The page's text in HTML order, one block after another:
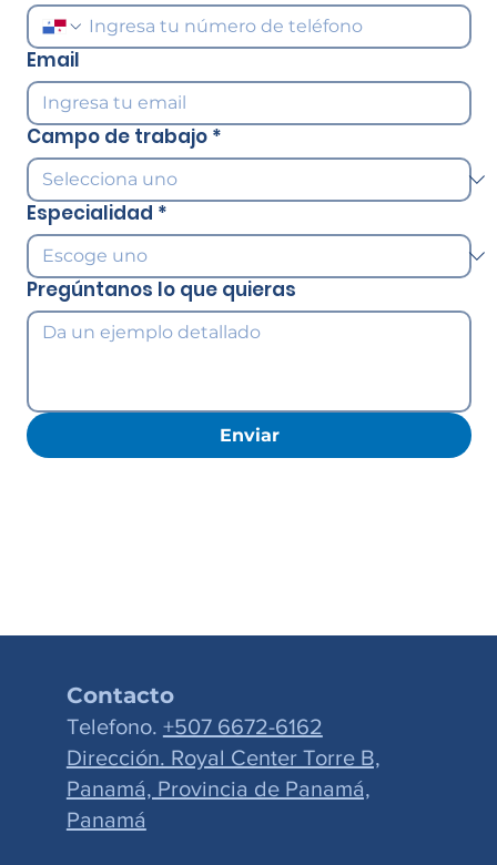
Email
Campo de trabajo *
Especialidad *
Pregúntanos lo que quieras
Enviar
Contacto
Telefono. +507 6672-6162
Dirección. Royal Center Torre B,
Panamá, Provincia de Panamá,
Panamá